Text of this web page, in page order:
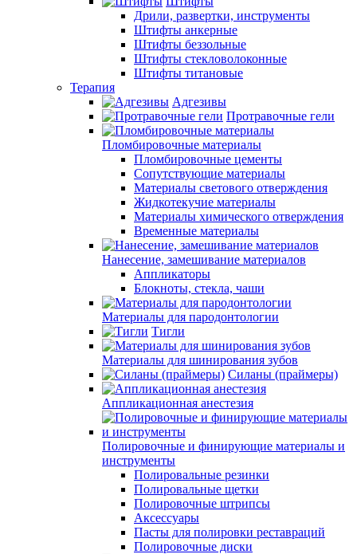
Дрили, развертки, инструменты
Штифты анкерные
Штифты беззольные
Штифты стекловолоконные
Штифты титановые
Терапия
Адгезивы
Протравочные гели
Пломбировочные материалы
Пломбировочные цементы
Сопутствующие материалы
Материалы светового отверждения
Жидкотекучие материалы
Материалы химического отверждения
Временные материалы
Нанесение, замешивание материалов
Аппликаторы
Блокноты, стекла, чаши
Материалы для пародонтологии
Тигли
Материалы для шинирования зубов
Силаны (праймеры)
Аппликационная анестезия
Полировочные и финирующие материалы и
инструменты
Полировальные резинки
Полировальные щетки
Полировочные штрипсы
Аксессуары
Пасты для полировки реставраций
Полировочные диски